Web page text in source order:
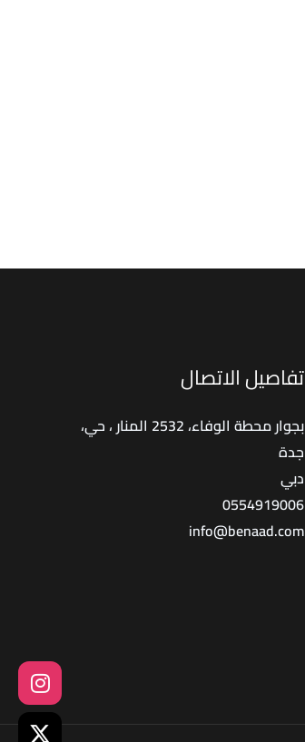
تفاصيل الاتصال
بجوار محطة الوفاء، 2532 المنار ، حي،
جدة
دبي
0554919006
info@benaad.com